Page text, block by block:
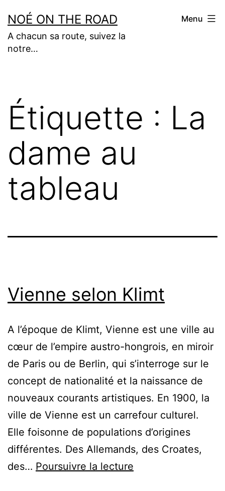
au
contenu
NOÉ ON THE ROAD
A chacun sa route, suivez la
notre…
Menu
Étiquette : La
dame au
tableau
Vienne selon Klimt
A l’époque de Klimt, Vienne est une ville au
cœur de l’empire austro-hongrois, en miroir
de Paris ou de Berlin, qui s’interroge sur le
concept de nationalité et la naissance de
nouveaux courants artistiques. En 1900, la
ville de Vienne est un carrefour culturel.
Elle foisonne de populations d’origines
différentes. Des Allemands, des Croates,
des… Poursuivre la lecture